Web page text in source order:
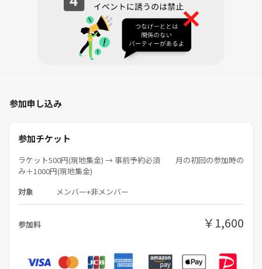
参加申し込み
参加チケット
ラケット500円(現地集金) → 事前予約必須 月の初回の参加時の
み＋1000円(現地集金)
対象 メンバー+非メンバー
参加料 ￥1,600